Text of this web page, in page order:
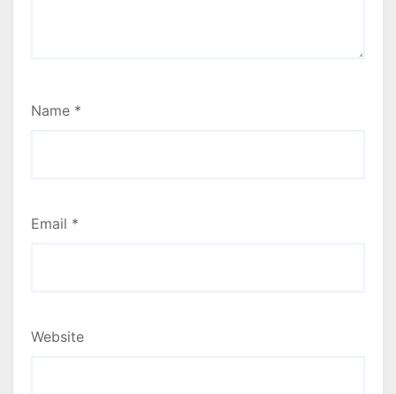
Name *
Email *
Website